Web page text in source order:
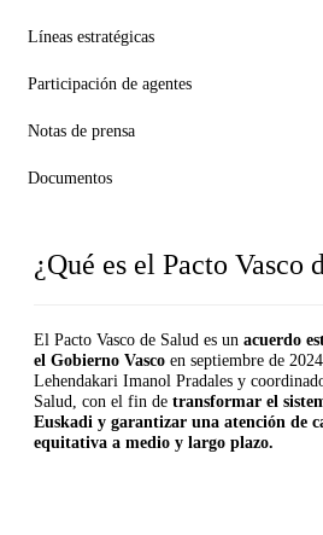
Líneas estratégicas
Participación de agentes
Notas de prensa
Documentos
¿Qué es el Pacto Vasco
El Pacto Vasco de Salud es un acuerdo
el Gobierno Vasco en septiembre de
Lehendakari Imanol Pradales y
Salud, con el fin de transformar el
Euskadi y garantizar una atención de
equitativa a medio y largo plazo.